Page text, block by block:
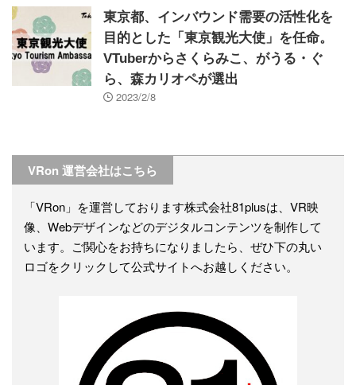
東京都、インバウンド需要の活性化を
目的とした「東京観光大使」を任命。
VTuberからさくらみこ、がうる・ぐ
ら、森カリオペが選出
2023/2/8
VRon 運営会社はこちら
「VRon」を運営しております株式会社81plusは、VR映
像、Webデザインなどのデジタルコンテンツを制作して
います。ご関心をお持ちになりましたら、ぜひ下の丸い
ロゴをクリックして公式サイトへお越しください。